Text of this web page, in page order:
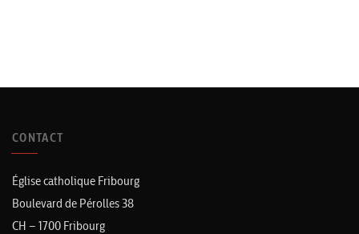
CONTACT
Église catholique Fribourg
Boulevard de Pérolles 38
CH – 1700 Fribourg